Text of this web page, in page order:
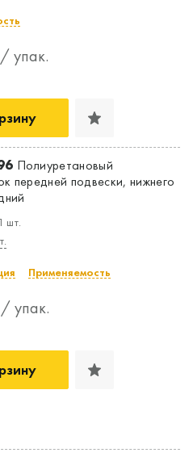
/ упак.
Полиуретановый
передней подвески, нижнего
шт.
Применяемость
/ упак.